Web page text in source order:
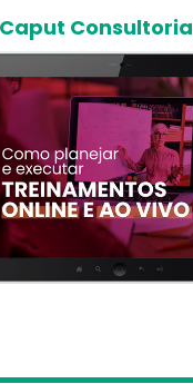
Consultoria